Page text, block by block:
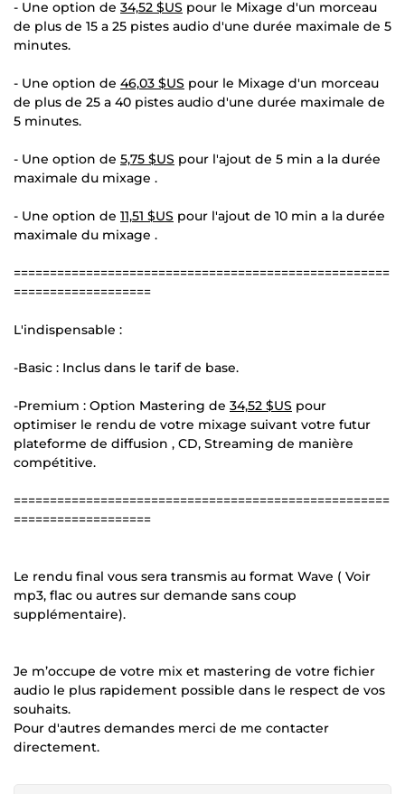
- Une option de 34,52 $US pour le Mixage d'un morceau
de plus de 15 a 25 pistes audio d'une durée maximale de 5
minutes.
- Une option de 46,03 $US pour le Mixage d'un morceau
de plus de 25 a 40 pistes audio d'une durée maximale de
5 minutes.
- Une option de 5,75 $US pour l'ajout de 5 min a la durée
maximale du mixage .
- Une option de 11,51 $US pour l'ajout de 10 min a la durée
maximale du mixage .
====================================================
===================
L'indispensable :
-Basic : Inclus dans le tarif de base.
-Premium : Option Mastering de 34,52 $US pour
optimiser le rendu de votre mixage suivant votre futur
plateforme de diffusion , CD, Streaming de manière
compétitive.
====================================================
===================
Le rendu final vous sera transmis au format Wave ( Voir
mp3, flac ou autres sur demande sans coup
supplémentaire).
Je m’occupe de votre mix et mastering de votre fichier
audio le plus rapidement possible dans le respect de vos
souhaits.
Pour d'autres demandes merci de me contacter
directement.